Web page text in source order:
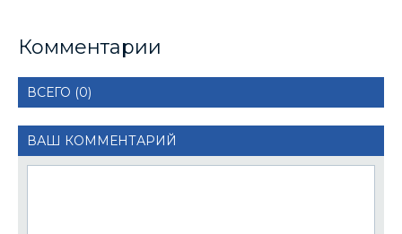
Комментарии
ВСЕГО (0)
ВАШ КОММЕНТАРИЙ